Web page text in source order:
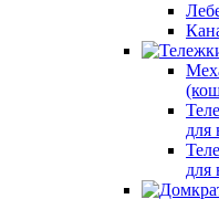
для
для